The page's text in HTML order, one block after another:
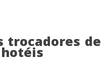
trocadores de